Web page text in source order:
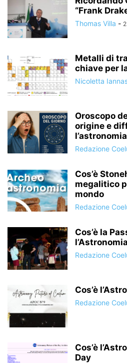
“Frank
Thomas Villa -
Metalli di
chiave per
Nicoletta
Oroscopo
origine e
l’astronomia
Redazione
Cos’è
megalitico
mondo
Redazione
Cos’è la
l’Astronomia
Redazione
Cos’è
Redazione
Cos’è
Day